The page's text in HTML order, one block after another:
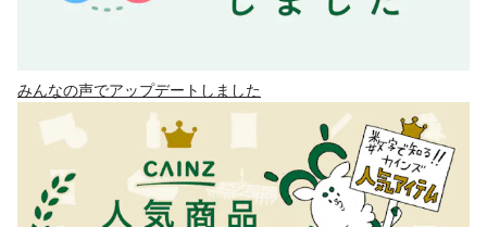
みんなの声でアップデートしました